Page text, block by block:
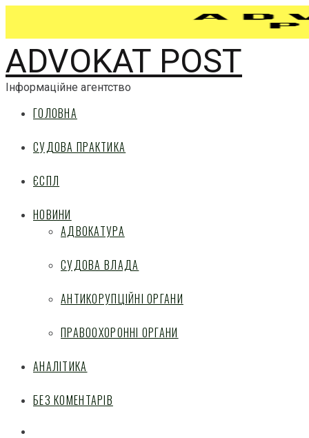
ADVOKAT POST
Інформаційне агентство
ГОЛОВНА
СУДОВА ПРАКТИКА
ЄСПЛ
НОВИНИ
АДВОКАТУРА
СУДОВА ВЛАДА
АНТИКОРУПЦІЙНІ ОРГАНИ
ПРАВООХОРОННІ ОРГАНИ
АНАЛІТИКА
БЕЗ КОМЕНТАРІВ